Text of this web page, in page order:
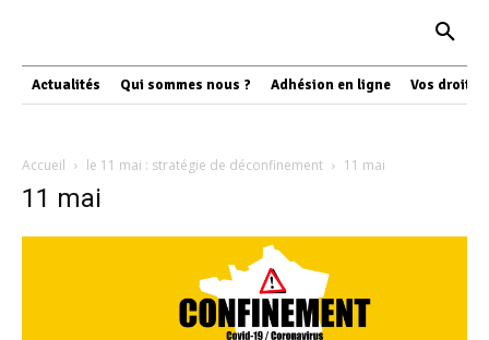
Actualités Qui sommes nous ? Adhésion en ligne Vos droits
Accueil le 11 mai : stratégie de déconfinement 11 mai
11 mai